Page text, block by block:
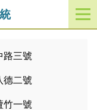
開
啟
路三號
德二號
竹一號